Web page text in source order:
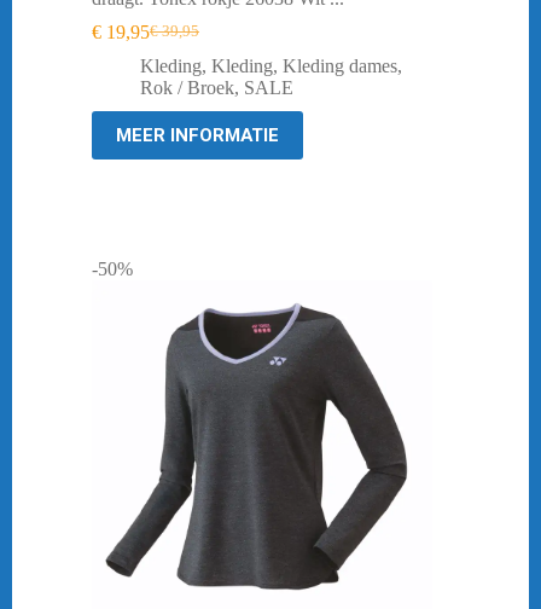
€39,95
Oorspronkelijke
prijs
was:
€ 39,95.
€ 19,95Huidige
prijs
is:
€ 19,95.
Kleding, Kleding, Kleding dames,
Rok / Broek, SALE
MEER INFORMATIE
-50%